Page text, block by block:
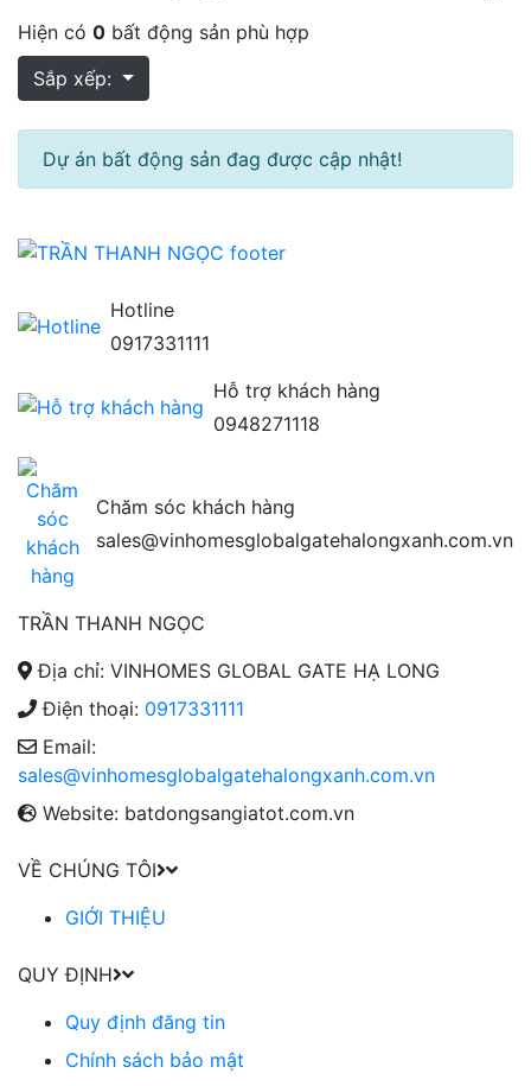
Hiện có 0 bất động sản phù hợp
Sắp xếp:
Dự án bất động sản đag được cập nhật!
Hotline
0917331111
Hỗ trợ khách hàng
0948271118
Chăm sóc khách hàng
sales@vinhomesglobalgatehalongxanh.com.vn
TRẦN THANH NGỌC
Địa chỉ: VINHOMES GLOBAL GATE HẠ LONG
Điện thoại: 0917331111
Email:
sales@vinhomesglobalgatehalongxanh.com.vn
Website: batdongsangiatot.com.vn
VỀ CHÚNG TÔI
GIỚI THIỆU
QUY ĐỊNH
Quy định đăng tin
Chính sách bảo mật